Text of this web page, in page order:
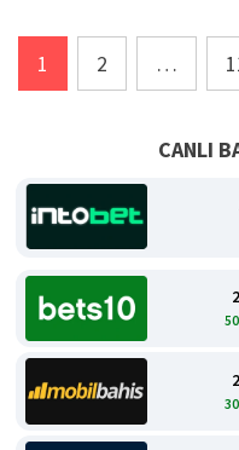
Yazı
sayfalaması
1 2 …
CANLI